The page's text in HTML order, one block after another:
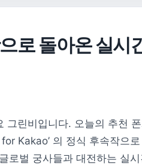
로 돌아온 실시
그린비입니다. 오늘의 추천
Kakao’ 의 정식 후속작으
로벌 궁사들과 대전하는 실